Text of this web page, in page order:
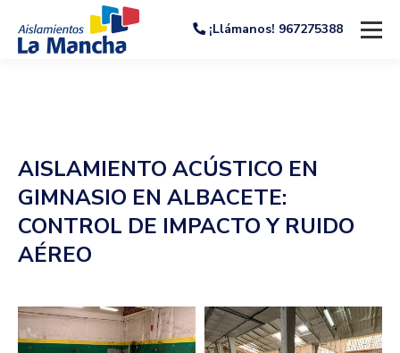
¡Llámanos! 967275388
AISLAMIENTO ACÚSTICO EN
GIMNASIO EN ALBACETE:
CONTROL DE IMPACTO Y RUIDO
AÉREO